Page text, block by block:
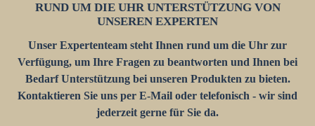
RUND UM DIE UHR UNTERSTÜTZUNG VON
UNSEREN EXPERTEN
Unser Expertenteam steht Ihnen rund um die Uhr zur
Verfügung, um Ihre Fragen zu beantworten und Ihnen bei
Bedarf Unterstützung bei unseren Produkten zu bieten.
Kontaktieren Sie uns per E-Mail oder telefonisch - wir sind
jederzeit gerne für Sie da.